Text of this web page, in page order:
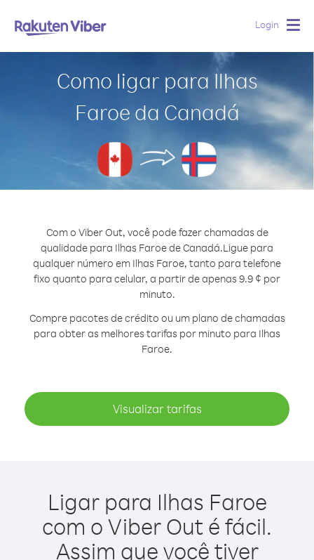
Login
Como ligar para Ilhas
Faroe da Canadá
Com o Viber Out, você pode fazer chamadas de
qualidade para Ilhas Faroe de Canadá.Ligue para
qualquer número em Ilhas Faroe, tanto para telefone
fixo quanto para celular, a partir de apenas 9.9 ¢ por
minuto.
Compre pacotes de crédito ou um plano de chamadas
para obter as melhores tarifas por minuto para Ilhas
Faroe.
Visualizar tarifas
Ligar para Ilhas Faroe
com o Viber Out é fácil.
Assim que você tiver